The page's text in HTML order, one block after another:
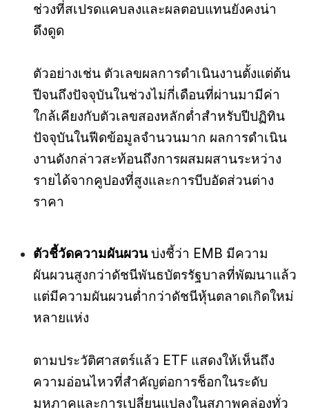
ช่วงที่สเปรดแคบลงและผลตอบแทนยังคงน่า
ดึงดูด
ตัวอย่างเช่น ตัวเลขผลการดำเนินงานตั้งแต่ต้น
ปีจนถึงปัจจุบันในช่วงไม่กี่เดือนที่ผ่านมามีค่า
ใกล้เคียงกับตัวเลขสองหลักต่ำสำหรับปีปฏิทิน
ปัจจุบันในฟีดข้อมูลจำนวนมาก ผลการดำเนิน
งานดังกล่าวสะท้อนถึงการผสมผสานระหว่าง
รายได้จากคูปองที่สูงและการบีบอัดส่วนต่าง
ราคา
ตัวชี้วัดความผันผวนบ่งชี้ว่า EMB มีความ
ผันผวนสูงกว่าดัชนีพันธบัตรรัฐบาลที่พัฒนาแล้ว
แต่มีความผันผวนต่ำกว่าดัชนีหุ้นตลาดเกิดใหม่
หลายแห่ง
ตามประวัติศาสตร์แล้ว ETF แสดงให้เห็นถึง
ความอ่อนไหวที่สำคัญต่อการช็อกในระดับ
มหภาคและการเปลี่ยนแปลงในสภาพคล่องทั่ว